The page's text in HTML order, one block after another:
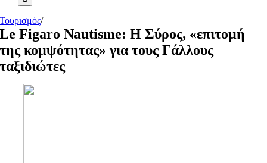
Τουρισμός/
Le Figaro Nautisme: Η Σύρος, «επιτομή
της κομψότητας» για τους Γάλλους
ταξιδιώτες